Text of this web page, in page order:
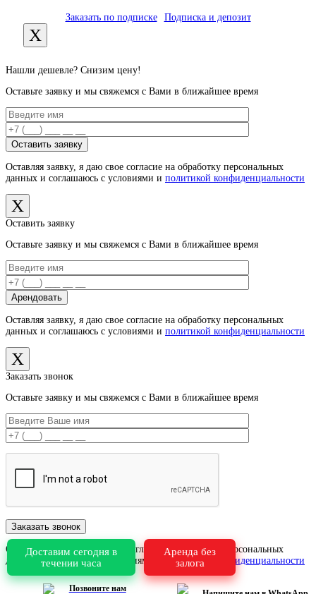
Доставим сегодня в
течении часа
Аренда без
залога
Позвоните нам
Заказать по подписке Подписка и депозит
X
Нашли дешевле? Снизим цену!
Оставьте заявку и мы свяжемся с Вами в ближайшее время
Оставляя заявку, я даю свое согласие на обработку персональных
данных и соглашаюсь с условиями и политикой конфиденциальности
X
Оставить заявку
Оставьте заявку и мы свяжемся с Вами в ближайшее время
Оставляя заявку, я даю свое согласие на обработку персональных
данных и соглашаюсь с условиями и политикой конфиденциальности
X
Заказать звонок
Оставьте заявку и мы свяжемся с Вами в ближайшее время
Оставляя заявку, я даю свое согласие на обработку персональных
данных и соглашаюсь с условиями и
политикой конфиденциальности
X